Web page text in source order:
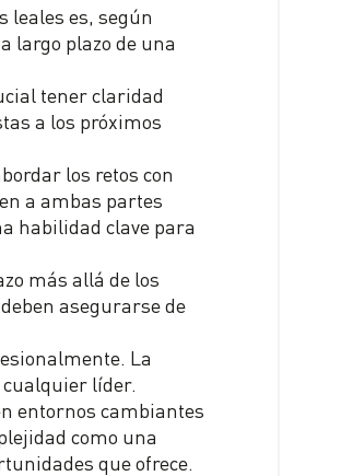
leales es, según
largo plazo de una
tener claridad
a los próximos
los retos con
a ambas partes
habilidad clave para
más allá de los
asegurarse de
La
líder.
entornos cambiantes
como una
que ofrece.